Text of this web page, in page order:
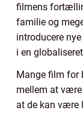
filmens
familie og
introducere
i en
Mange film for
mellem at
at de kan være